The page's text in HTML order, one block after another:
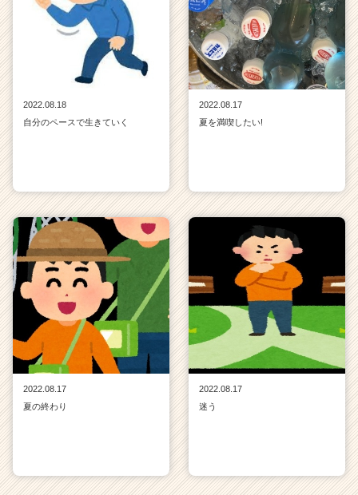
2022.08.18
自分のペースで生きていく
2022.08.17
夏を満喫したい!
2022.08.17
夏の終わり
2022.08.17
迷う